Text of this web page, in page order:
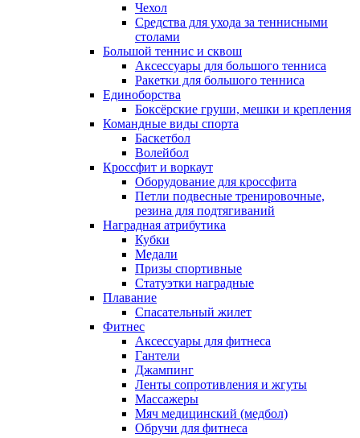
Чехол
Средства для ухода за теннисными
столами
Большой теннис и сквош
Аксессуары для большого тенниса
Ракетки для большого тенниса
Единоборства
Боксёрские груши, мешки и крепления
Командные виды спорта
Баскетбол
Волейбол
Кроссфит и воркаут
Оборудование для кроссфита
Петли подвесные тренировочные,
резина для подтягиваний
Наградная атрибутика
Кубки
Медали
Призы спортивные
Статуэтки наградные
Плавание
Спасательный жилет
Фитнес
Аксессуары для фитнеса
Гантели
Джампинг
Ленты сопротивления и жгуты
Массажеры
Мяч медицинский (медбол)
Обручи для фитнеса